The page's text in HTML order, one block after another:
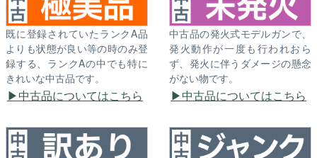
既に登録されていたランクA品
よりも状態が良い等の時のみ登
録する、ランクAの中でも特に
きれいな中古品です。
中古品についてはこちら
中古品の発火式モデルガンで、
発火動作が一度も行われおら
ず、発火に伴うダメージの懸念
がない物です。
中古品についてはこちら